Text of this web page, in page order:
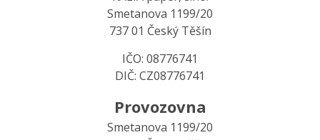
Smetanova 1199/20
737 01 Český Těšín
IČO: 08776741
DIČ: CZ08776741
Provozovna
Smetanova 1199/20